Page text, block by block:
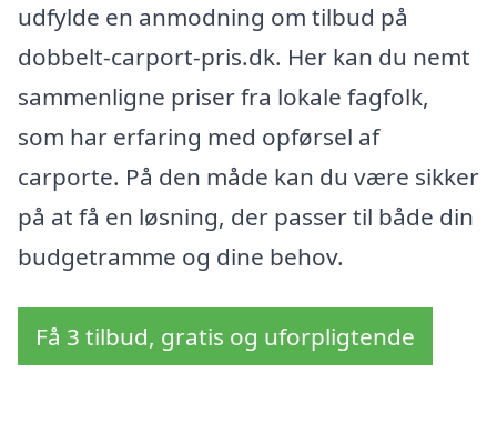
udfylde en anmodning om tilbud på
dobbelt-carport-pris.dk. Her kan du nemt
sammenligne priser fra lokale fagfolk,
som har erfaring med opførsel af
carporte. På den måde kan du være sikker
på at få en løsning, der passer til både din
budgetramme og dine behov.
Få 3 tilbud, gratis og uforpligtende